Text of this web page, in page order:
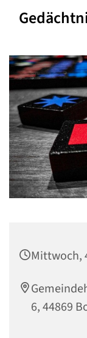
Mittwoch,
6, 44869